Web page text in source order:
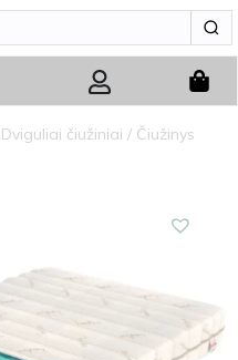
Dviguliai čiužiniai / Čiužinys